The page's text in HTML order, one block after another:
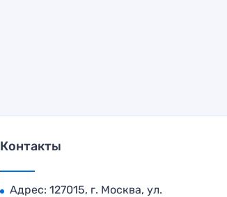
Контакты
Адрес: 127015, г. Москва, ул.